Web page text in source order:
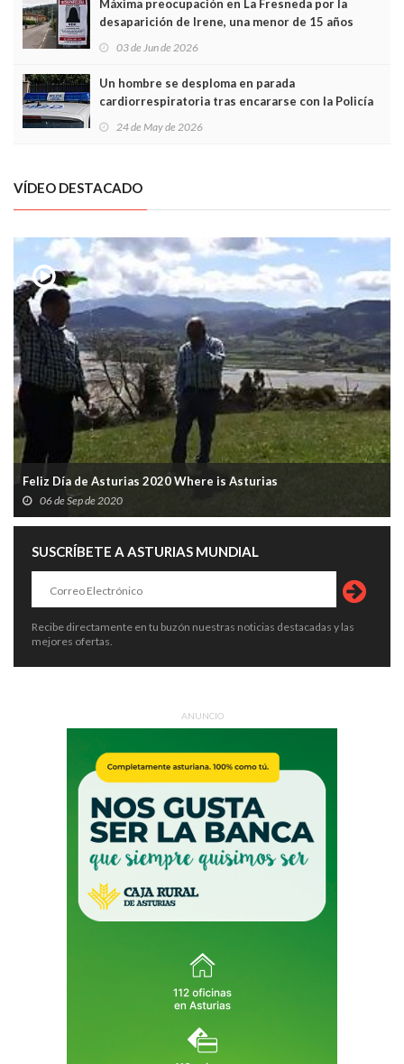
Máxima preocupación en La Fresneda por la
desaparición de Irene, una menor de 15 años
03 de Jun de 2026
Un hombre se desploma en parada
cardiorrespiratoria tras encararse con la Policía
Local en Luanco
24 de May de 2026
VÍDEO DESTACADO
Feliz Día de Asturias 2020 Where is Asturias
06 de Sep de 2020
SUSCRÍBETE A ASTURIAS MUNDIAL
Recibe directamente en tu buzón nuestras noticias destacadas y las
mejores ofertas.
ANUNCIO